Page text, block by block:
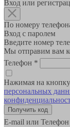
Вход или
По номеру
Вход с паролем
Введите номер
Мы отправим вам
Телефон *
Нажимая на
персональных
E-mail или Телефон